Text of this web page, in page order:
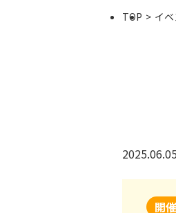
TOP イ
2025.06.05
開